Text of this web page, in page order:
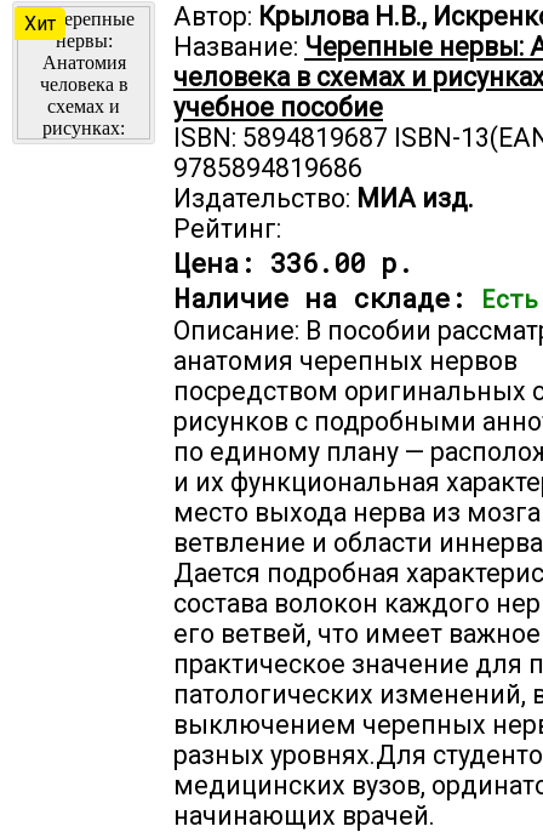
Хит Автор: Крылова Н.В.,
Название: Черепные нервы:
человека в схемах и
учебное пособие
ISBN: 5894819687 ISBN-
9785894819686
Издательство: МИА изд.
Рейтинг:
Цена: 336.00 р.
Наличие на складе:
Описание: В пособии
анатомия черепных нервов
посредством оригинальных
рисунков с подробными
по единому плану —
и их функциональная
место выхода нерва из
ветвление и области
Дается подробная
состава волокон каждого
его ветвей, что имеет важное
практическое значение для
патологических изменений,
выключением черепных
разных уровнях.Для
медицинских вузов,
начинающих врачей.